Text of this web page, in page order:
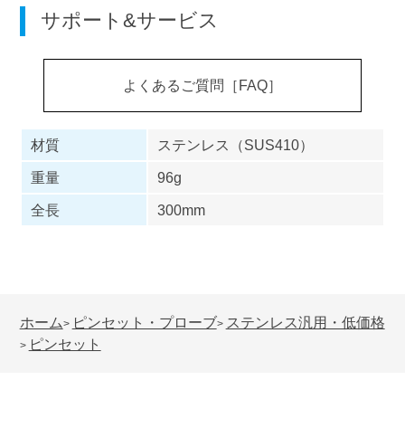
サポート&サービス
よくあるご質問［FAQ］
材質
ステンレス（SUS410）
重量
96g
全長
300mm
ホーム> ピンセット・プローブ> ステンレス汎用・低価格
> ピンセット